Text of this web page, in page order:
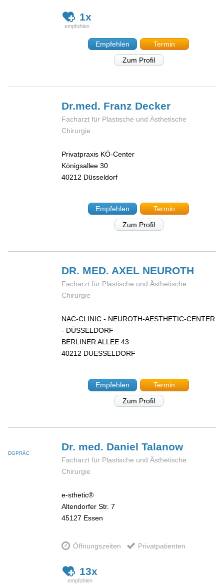
1x
Empfehlen
Termin
Zum Profil
Dr.med. Franz Decker
Facharzt für Plastische und Ästhetische
Chirurgie
Privatpraxis KÖ-Center
Königsallee 30
40212 Düsseldorf
Empfehlen
Termin
Zum Profil
DR. MED. AXEL NEUROTH
Facharzt für Plastische und Ästhetische
Chirurgie
NAC-CLINIC - NEUROTH-AESTHETIC-CENTER
- DÜSSELDORF
BERLINER ALLEE 43
40212 DUESSELDORF
Empfehlen
Termin
Zum Profil
DGPRÄC
Dr. med. DanielTalanow
Facharzt für Plastische und Ästhetische
Chirurgie
e-sthetic®
Altendorfer Str. 7
45127 Essen
Öffnungszeiten Privatpatienten
13x